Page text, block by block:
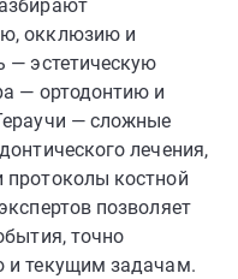
окклюзию и
— эстетическую
— ортодонтию и
— сложные
лечения,
костной
позволяет
точно
и текущим задачам.